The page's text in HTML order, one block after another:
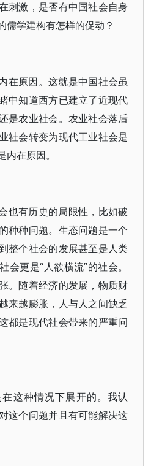
刺激，是否有中国社会自身
儒学建构有怎样的促动？
在原因。这就是中国社会虽
中知道西方已建立了近现代
是农业社会。农业社会落后
社会转变为现代工业社会是
在原因。
也有历史的局限性，比如破
种种问题。生态问题是一个
整个社会的发展甚至是人类
会更是“人欲横流”的社会。
。随着经济的发展，物质财
来越膨胀，人与人之间缺乏
都是现代社会带来的严重问
这种情况下展开的。我认
这个问题并且有可能解决这